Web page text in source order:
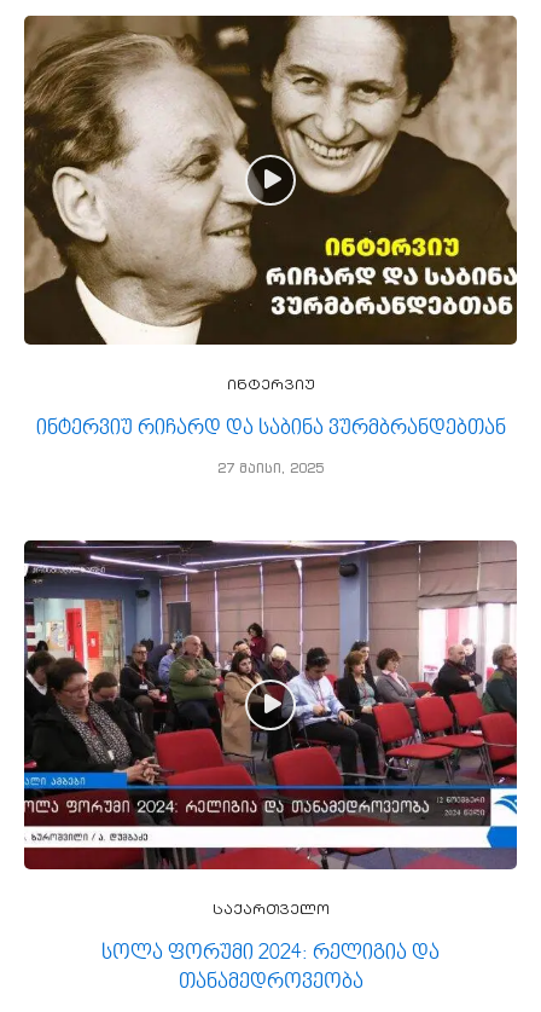
ინტერვიუ
ინტერვიუ რიჩარდ და საბინა ვურმბრანდებთან
27 მაისი, 2025
საქართველო
სოლა ფორუმი 2024: რელიგია და
თანამედროვეობა